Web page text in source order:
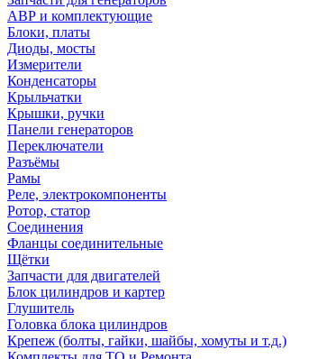
АВР и комплектующие
Блоки, платы
Диоды, мосты
Измерители
Конденсаторы
Крыльчатки
Крышки, ручки
Панели генераторов
Переключатели
Разъёмы
Рамы
Реле, электрокомпоненты
Ротор, статор
Соединения
Фланцы соединительные
Щётки
Запчасти для двигателей
Блок цилиндров и картер
Глушитель
Головка блока цилиндров
Крепеж (болты, гайки, шайбы, хомуты и т.д.)